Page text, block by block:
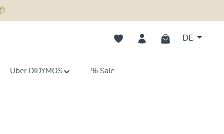
Du hast 0 Produkte auf dem
DE
Über DIDYMOS % Sale